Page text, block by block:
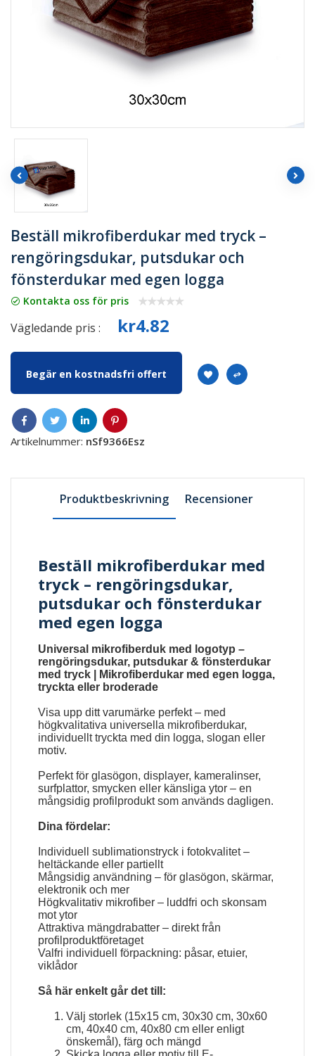
Beställ mikrofiberdukar med tryck –
rengöringsdukar, putsdukar och
fönsterdukar med egen logga
Kontakta oss för pris
Vägledande pris : kr4.82
Begär en kostnadsfri offert
Artikelnummer: nSf9366Esz
Produktbeskrivning Recensioner
Beställ mikrofiberdukar med
tryck – rengöringsdukar,
putsdukar och fönsterdukar
med egen logga
Universal mikrofiberduk med logotyp –
rengöringsdukar, putsdukar & fönsterdukar
med tryck | Mikrofiberdukar med egen logga,
tryckta eller broderade
Visa upp ditt varumärke perfekt – med
högkvalitativa universella mikrofiberdukar,
individuellt tryckta med din logga, slogan eller
motiv.
Perfekt för glasögon, displayer, kameralinser,
surfplattor, smycken eller känsliga ytor – en
mångsidig profilprodukt som används dagligen.
Dina fördelar:
Individuell sublimationstryck i fotokvalitet –
heltäckande eller partiellt
Mångsidig användning – för glasögon, skärmar,
elektronik och mer
Högkvalitativ mikrofiber – luddfri och skonsam
mot ytor
Attraktiva mängdrabatter – direkt från
profilproduktföretaget
Valfri individuell förpackning: påsar, etuier,
viklådor
Så här enkelt går det till:
Välj storlek (15x15 cm, 30x30 cm, 30x60
cm, 40x40 cm, 40x80 cm eller enligt
önskemål), färg och mängd